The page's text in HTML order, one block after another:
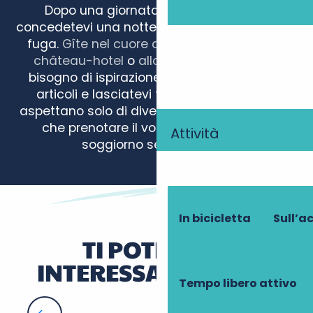
Attività
In bicicletta
Tempo libero attivo
Dopo una giornata ricca di scoperte,
concedetevi una notte all’altezza della vostra
fuga. Gîte nel cuore della natura
château-hotel o alloggio insolito
bisogno di ispirazione? Tuffatevi nei nostri
articoli e lasciatevi tentare da idee che
aspettano solo di diventare realtà. Non resta
che prenotare il vostro bozzolo per un
soggiorno senza tempo!
Au pré charmant
Gîte des Tournesols
La Bulle
Le Magnolia
Le Clos de la Garde
TI POTREBBE
INTERESSARE ANCHE
Passeggiate a piedi e in bicicletta nei